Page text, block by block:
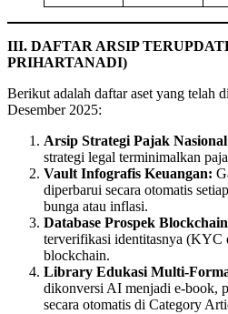
III. DAFTAR ARSIP
PRIHARTANADI)
Berikut adalah daftar aset yang telah
Desember 2025:
Arsip Strategi Pajak
strategi legal terminimalkan
Vault Infografis Keuangan:
diperbarui secara otomatis
bunga atau inflasi.
Database Prospek
terverifikasi identitasnya (KYC
blockchain.
Library Edukasi Multi-
dikonversi AI menjadi e-book,
secara otomatis di Category